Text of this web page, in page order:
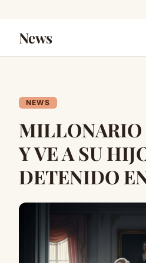
News
NEWS
MILLONARIO
Y VE A SU
DETENIDO